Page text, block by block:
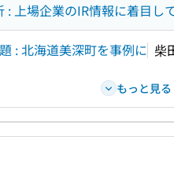
: 上場企業のIR情報に着目し
: 北海道美深町を事例に 柴
もっと見る